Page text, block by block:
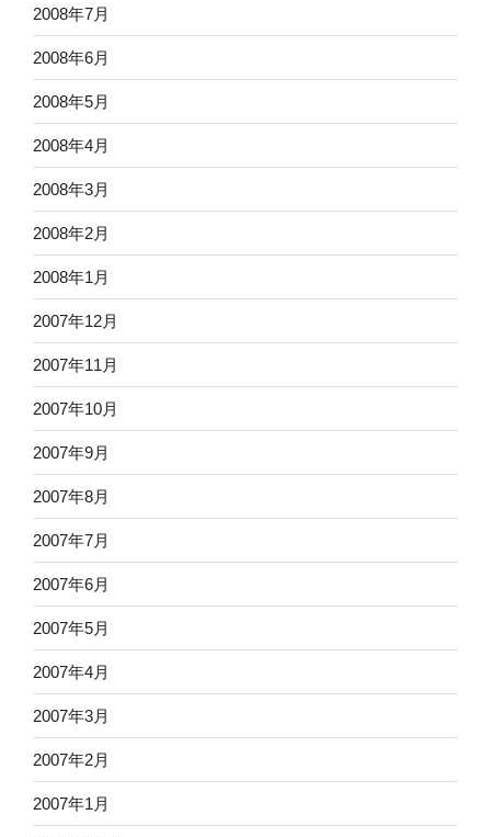
2008年7月
2008年6月
2008年5月
2008年4月
2008年3月
2008年2月
2008年1月
2007年12月
2007年11月
2007年10月
2007年9月
2007年8月
2007年7月
2007年6月
2007年5月
2007年4月
2007年3月
2007年2月
2007年1月